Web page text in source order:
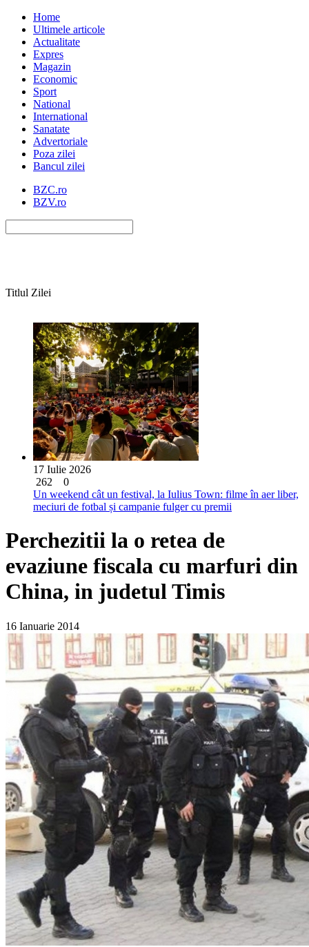
Home
Ultimele articole
Actualitate
Expres
Magazin
Economic
Sport
National
International
Sanatate
Advertoriale
Poza zilei
Bancul zilei
BZC.ro
BZV.ro
Titlul Zilei
17 Iulie 2026
262
0
Un weekend cât un festival, la Iulius Town: filme în aer liber,
meciuri de fotbal și campanie fulger cu premii
Perchezitii la o retea de
evaziune fiscala cu marfuri din
China, in judetul Timis
16 Ianuarie 2014